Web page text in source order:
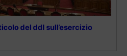
del ddl sull’esercizio